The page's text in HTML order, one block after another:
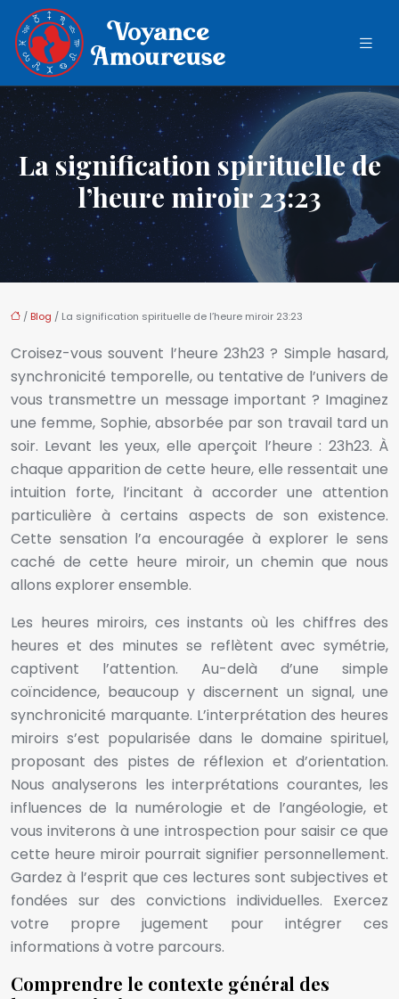
La signification spirituelle de
l’heure miroir 23:23
/ Blog / La signification spirituelle de l’heure miroir 23:23
Croisez-vous souvent l’heure 23h23 ? Simple hasard,
synchronicité temporelle, ou tentative de l’univers de
vous transmettre un message important ? Imaginez
une femme, Sophie, absorbée par son travail tard un
soir. Levant les yeux, elle aperçoit l’heure : 23h23. À
chaque apparition de cette heure, elle ressentait une
intuition forte, l’incitant à accorder une attention
particulière à certains aspects de son existence.
Cette sensation l’a encouragée à explorer le sens
caché de cette heure miroir, un chemin que nous
allons explorer ensemble.
Les heures miroirs, ces instants où les chiffres des
heures et des minutes se reflètent avec symétrie,
captivent l’attention. Au-delà d’une simple
coïncidence, beaucoup y discernent un signal, une
synchronicité marquante. L’interprétation des heures
miroirs s’est popularisée dans le domaine spirituel,
proposant des pistes de réflexion et d’orientation.
Nous analyserons les interprétations courantes, les
influences de la numérologie et de l’angéologie, et
vous inviterons à une introspection pour saisir ce que
cette heure miroir pourrait signifier personnellement.
Gardez à l’esprit que ces lectures sont subjectives et
fondées sur des convictions individuelles. Exercez
votre propre jugement pour intégrer ces
informations à votre parcours.
Comprendre le contexte général des